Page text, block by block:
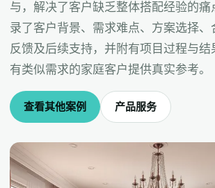
与，解决了客户缺乏整体搭配经验的
录了客户背景、需求难点、方案选择
反馈及后续支持，并附有项目过程与结
有类似需求的家庭客户提供真实参考。
查看其他案例 产品服务